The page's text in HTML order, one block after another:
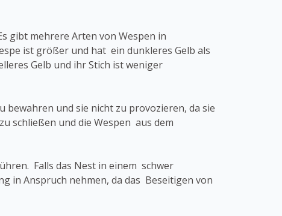
gibt mehrere Arten von Wespen in
ist größer und hat ein dunkleres Gelb als
Gelb und ihr Stich ist weniger
und sie nicht zu provozieren, da sie
schließen und die Wespen aus dem
Falls das Nest in einem schwer
in Anspruch nehmen, da das Beseitigen von